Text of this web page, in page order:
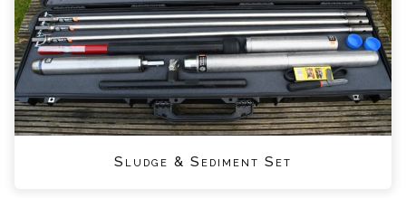
Sludge & Sediment Set